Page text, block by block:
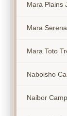
Mara Plains
Mara
Mara Toto
Naboisho
Naibor Camp